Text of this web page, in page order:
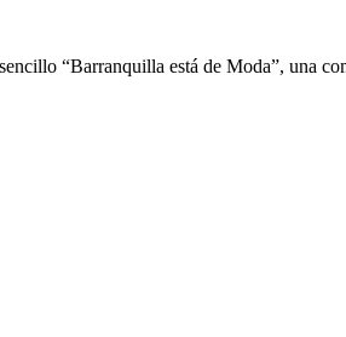
“Barranquilla está de Moda”, una